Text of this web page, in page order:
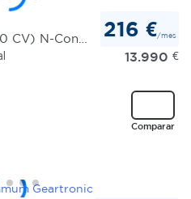
Qashqai 4x2 dCi 81 kW (110 CV) N-Connecta
216 €/mes
13.990 €
Comparar